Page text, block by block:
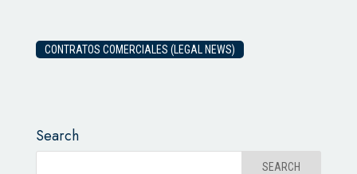
CONTRATOS COMERCIALES (LEGAL NEWS)
Search